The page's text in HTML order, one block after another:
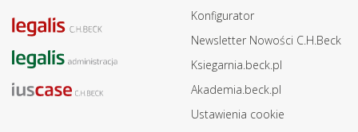
Konfigurator
Newsletter Nowości C.H.Beck
Ksiegarnia.beck.pl
Akademia.beck.pl
Ustawienia cookie